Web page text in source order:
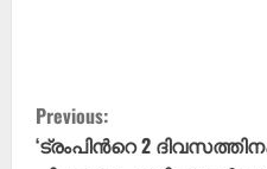
C
o
Previous:
‘ട്രംപിന്‍റെ 2